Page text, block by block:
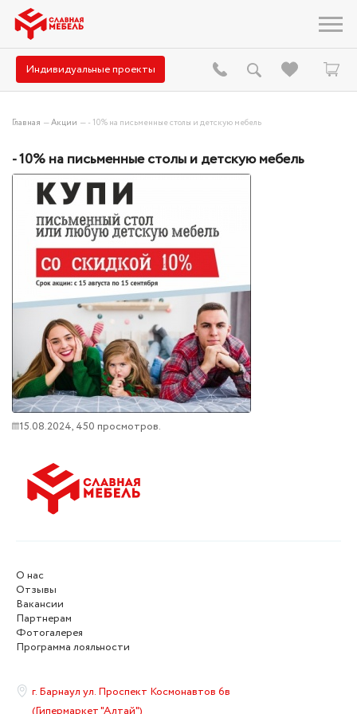
Индивидуальные проекты
Главная —Акции —- 10% на письменные столы и детскую мебель
- 10% на письменные столы и детскую мебель
15.08.2024, 450 просмотров.
О нас
Отзывы
Вакансии
Партнерам
Фотогалерея
Программа лояльности
г. Барнаул ул. Проспект Космонавтов 6в
(Гипермаркет "Алтай")